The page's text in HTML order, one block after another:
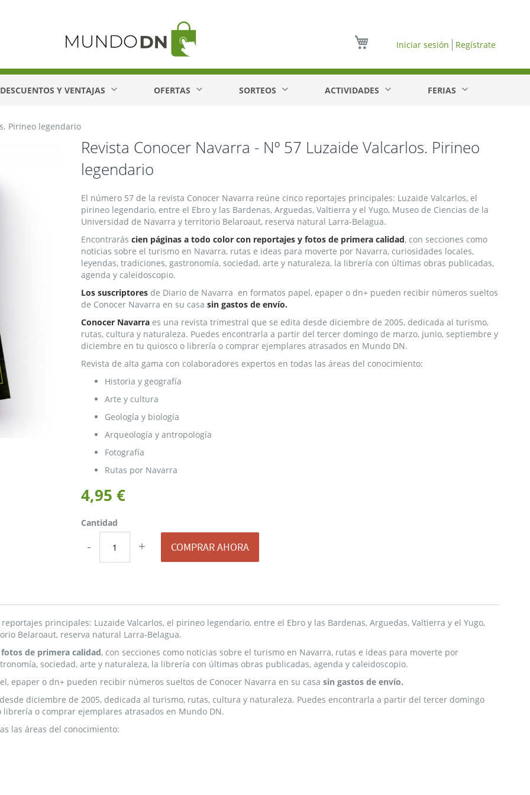
Iniciar sesión Regístrate
DESCUENTOS Y VENTAJAS OFERTAS SORTEOS ACTIVIDADES FERIAS
Pirineo legendario
Revista Conocer Navarra - Nº 57 Luzaide Valcarlos. Pirineo
legendario
El número 57 de la revista Conocer Navarra reúne cinco reportajes principales: Luzaide Valcarlos, el
pirineo legendario, entre el Ebro y las Bardenas, Arguedas, Valtierra y el Yugo, Museo de Ciencias de la
Universidad de Navarra y territorio Belaroaut, reserva natural Larra-Belagua.
Encontraráscien páginas a todo color con reportajes y fotos de primera calidad, con secciones como
noticias sobre el turismo en Navarra, rutas e ideas para moverte por Navarra, curiosidades locales,
leyendas, tradiciones, gastronomía, sociedad, arte y naturaleza, la librería con últimas obras publicadas,
agenda y caleidoscopio.
Los suscriptores de Diario de Navarra en formatos papel, epaper o dn+ pueden recibir números sueltos
de Conocer Navarra en su casasin gastos de envío.
Conocer Navarra es una revista trimestral que se edita desde diciembre de 2005, dedicada al turismo,
rutas, cultura y naturaleza. Puedes encontrarla a partir del tercer domingo de marzo, junio, septiembre y
diciembre en tu quiosco o librería o comprar ejemplares atrasados en Mundo DN.
Revista de alta gama con colaboradores expertos en todas las áreas del conocimiento:
Historia y geografía
Arte y cultura
Geología y biología
Arqueología y antropología
Fotografía
Rutas por Navarra
4,95 €
Cantidad
- + COMPRAR AHORA
principales: Luzaide Valcarlos, el pirineo legendario, entre el Ebro y las Bardenas, Arguedas, Valtierra y el Yugo,
Belaroaut, reserva natural Larra-Belagua.
de primera calidad, con secciones como noticias sobre el turismo en Navarra, rutas e ideas para moverte por
sociedad, arte y naturaleza, la librería con últimas obras publicadas, agenda y caleidoscopio.
epaper o dn+ pueden recibir números sueltos de Conocer Navarra en su casa sin gastos de envío.
diciembre de 2005, dedicada al turismo, rutas, cultura y naturaleza. Puedes encontrarla a partir del tercer domingo
o comprar ejemplares atrasados en Mundo DN.
las áreas del conocimiento: